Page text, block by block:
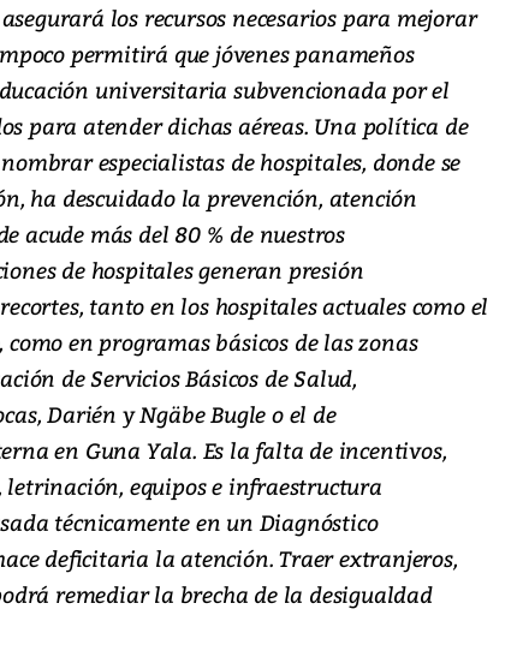
los recursos necesarios para mejorar
permitirá que jóvenes panameños
universitaria subvencionada por el
para atender dichas aéreas. Una política de
especialistas de hospitales, donde se
ha descuidado la prevención, atención
más del 80 % de nuestros
de hospitales generan presión
tanto en los hospitales actuales como el
en programas básicos de las zonas
de Servicios Básicos de Salud,
Darién y Ngäbe Bugle o el de
en Guna Yala. Es la falta de incentivos,
letrinación, equipos e infraestructura
técnicamente en un Diagnóstico
deficitaria la atención. Traer extranjeros,
remediar la brecha de la desigualdad